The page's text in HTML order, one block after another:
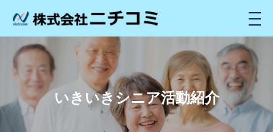
メ
ニ
ュ
いきいきシニア活動紹介